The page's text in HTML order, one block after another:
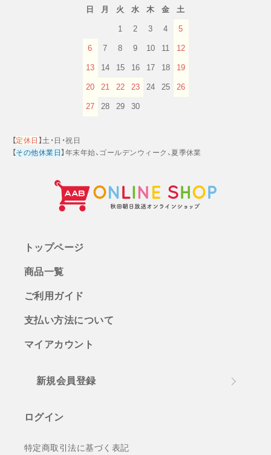
日 月 火 水 木 金 土
1 2 3 4 5
6 7 8 9 10 11 12
13 14 15 16 17 18 19
20 21 22 23 24 25 26
27 28 29 30
【定休日 】土・日・祝日
【その他休業日 】年末年始、ゴールデンウィーク、夏季休業
トップページ
商品一覧
ご利用ガイド
支払い方法について
マイアカウント
新規会員登録
ログイン
特定商取引法に基づく表記